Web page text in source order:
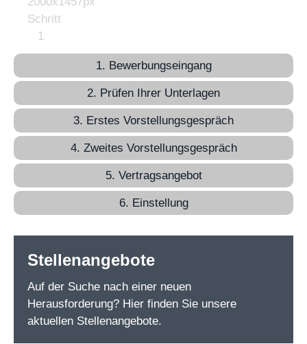
1. Bewerbungseingang
2. Prüfen Ihrer Unterlagen
3. Erstes Vorstellungsgespräch
4. Zweites Vorstellungsgespräch
5. Vertragsangebot
6. Einstellung
Stellenangebote
Auf der Suche nach einer neuen
Herausforderung? Hier finden Sie unsere
aktuellen Stellenangebote.